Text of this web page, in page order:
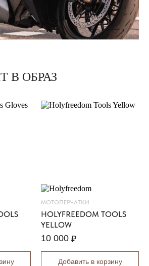
В ОБРАЗ
МОТОПЕРЧАТКИ
HOLYFREEDOM TOOLS
YELLOW
10 000 ₽
Добавить в корзину